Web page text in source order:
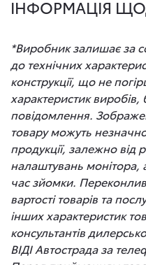
ІНФОРМАЦІЯ
*Виробник залишає за
до технічних
конструкції, що не
характеристик
повідомлення.
товару можуть незначно
продукції, залежно від
налаштувань монітора,
час зйомки.
вартості товарів та
інших характеристик
консультантів
ВІДІ Автострада за